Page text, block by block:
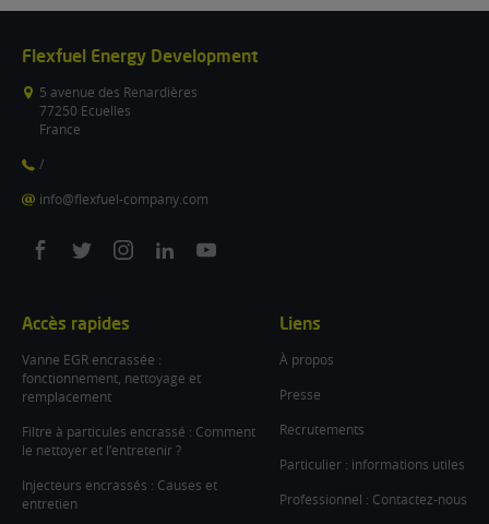
Flexfuel Energy Development
5 avenue des Renardières
77250 Ecuelles
France
/
info@flexfuel-company.com
On
On
On
On
On
Accès rapides
Vanne EGR encrassée :
fonctionnement, nettoyage et
remplacement
Filtre à particules encrassé : Comment
le nettoyer et l’entretenir ?
Injecteurs encrassés : Causes et
entretien
Liens
À propos
Presse
Recrutements
Particulier : informations utiles
Professionnel : Contactez-nous